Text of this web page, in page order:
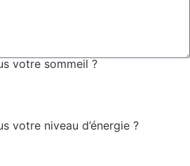
votre sommeil ?
votre niveau d’énergie ?